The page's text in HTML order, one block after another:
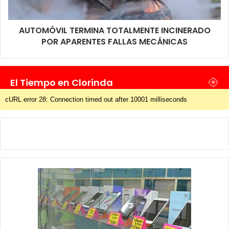
AUTOMÓVIL TERMINA TOTALMENTE INCINERADO
POR APARENTES FALLAS MECÁNICAS
El Tiempo en Clorinda
cURL error 28: Connection timed out after 10001 milliseconds